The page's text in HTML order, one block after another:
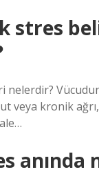
stres
nelerdir?
veya kronik
anında